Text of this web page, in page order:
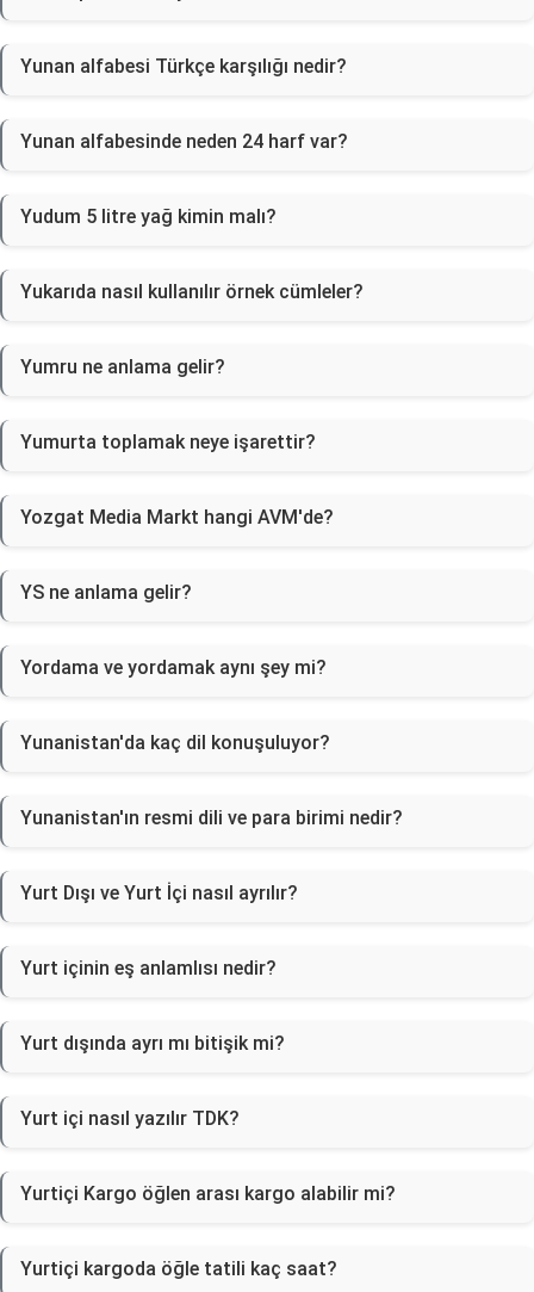
Yunan alfabesi Türkçe karşılığı nedir?
Yunan alfabesinde neden 24 harf var?
Yudum 5 litre yağ kimin malı?
Yukarıda nasıl kullanılır örnek cümleler?
Yumru ne anlama gelir?
Yumurta toplamak neye işarettir?
Yozgat Media Markt hangi AVM'de?
YS ne anlama gelir?
Yordama ve yordamak aynı şey mi?
Yunanistan'da kaç dil konuşuluyor?
Yunanistan'ın resmi dili ve para birimi nedir?
Yurt Dışı ve Yurt İçi nasıl ayrılır?
Yurt içinin eş anlamlısı nedir?
Yurt dışında ayrı mı bitişik mi?
Yurt içi nasıl yazılır TDK?
Yurtiçi Kargo öğlen arası kargo alabilir mi?
Yurtiçi kargoda öğle tatili kaç saat?